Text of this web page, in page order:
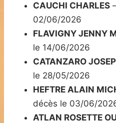
CAUCHI CHARLES
02/06/2026
FLAVIGNY JENNY
le 14/06/2026
CATANZARO
le 28/05/2026
HEFTRE ALAIN
décès le 03/06/
ATLAN ROSETTE